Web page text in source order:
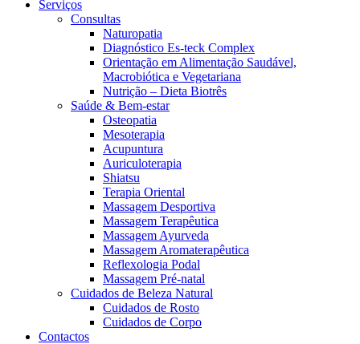
Serviços
Consultas
Naturopatia
Diagnóstico Es-teck Complex
Orientação em Alimentação Saudável,
Macrobiótica e Vegetariana
Nutrição – Dieta Biotrês
Saúde & Bem-estar
Osteopatia
Mesoterapia
Acupuntura
Auriculoterapia
Shiatsu
Terapia Oriental
Massagem Desportiva
Massagem Terapêutica
Massagem Ayurveda
Massagem Aromaterapêutica
Reflexologia Podal
Massagem Pré-natal
Cuidados de Beleza Natural
Cuidados de Rosto
Cuidados de Corpo
Contactos